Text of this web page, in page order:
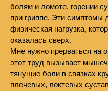
болям и ломоте, горении
при гриппе. Эти симптомы
физическая нагрузка,
оказалась сверх.
Мне нужно прерваться на
этот труд вызывает
тянущие боли в связках
плечевых, локтевых